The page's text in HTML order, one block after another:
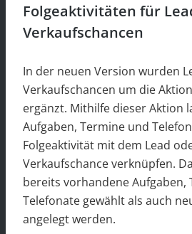
Folgeaktivitäten für
Verkaufschancen
In der neuen Version wurden
Verkaufschancen um die
ergänzt. Mithilfe dieser Aktion
Aufgaben, Termine und
Folgeaktivität mit dem Lead
Verkaufschance verknüpfen.
bereits vorhandene Aufgaben,
Telefonate gewählt als auch
angelegt werden.